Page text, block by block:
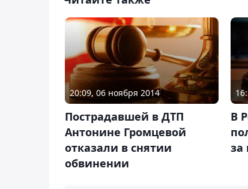
20:09, 06 ноября 2014
Пострадавшей в ДТП
Антонине Громцевой
отказали в снятии
обвинении
В
за